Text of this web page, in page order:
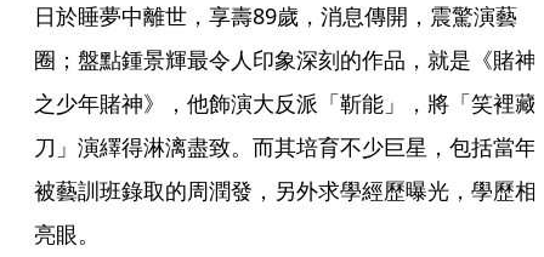
日於睡夢中離世，享壽89歲，消息傳開，震驚演藝
圈；盤點鍾景輝最令人印象深刻的作品，就是《賭神
之少年賭神》，他飾演大反派「靳能」，將「笑裡藏
刀」演繹得淋漓盡致。而其培育不少巨星，包括當年
被藝訓班錄取的周潤發，另外求學經歷曝光，學歷相
亮眼。